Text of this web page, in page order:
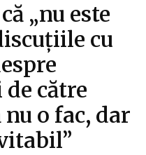
„nu este
cu
către
nu o fac, dar